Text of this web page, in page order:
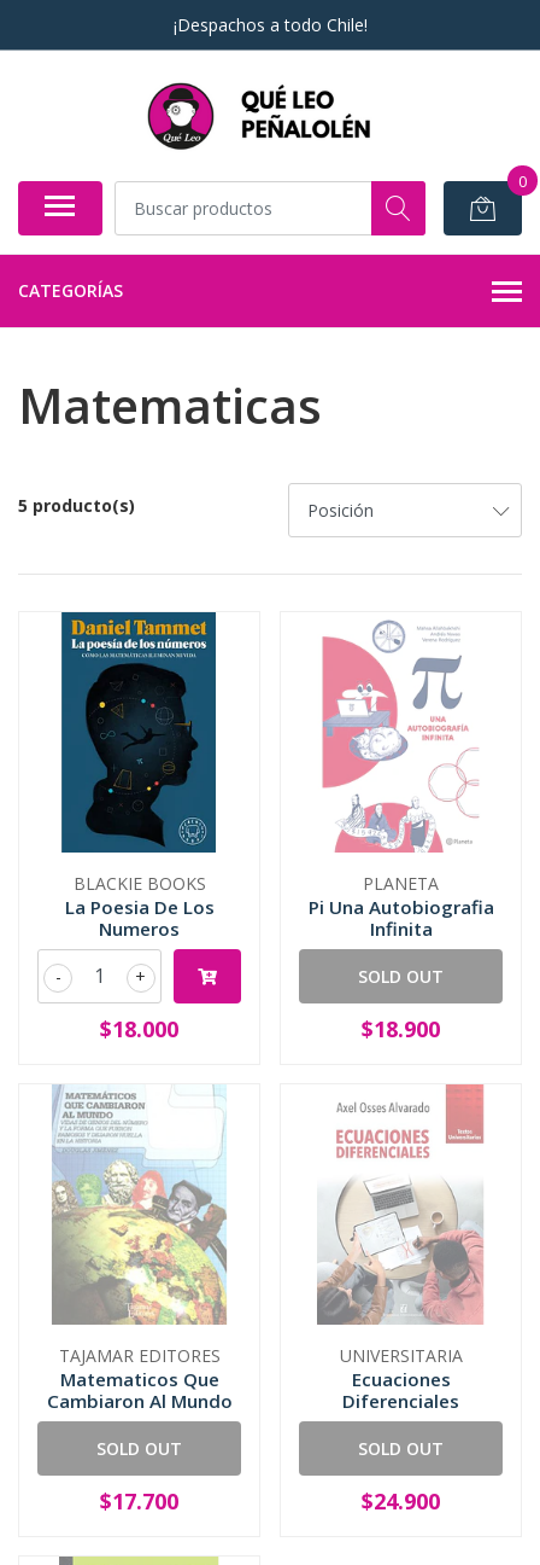
¡Despachos a todo Chile!
0
CATEGORÍAS
Matematicas
5 producto(s)
BLACKIE BOOKS
La Poesia De Los
Numeros
+
-
$18.000
PLANETA
Pi Una Autobiografia
Infinita
SOLD OUT
$18.900
TAJAMAR EDITORES
Matematicos Que
Cambiaron Al Mundo
SOLD OUT
$17.700
UNIVERSITARIA
Ecuaciones
Diferenciales
SOLD OUT
$24.900